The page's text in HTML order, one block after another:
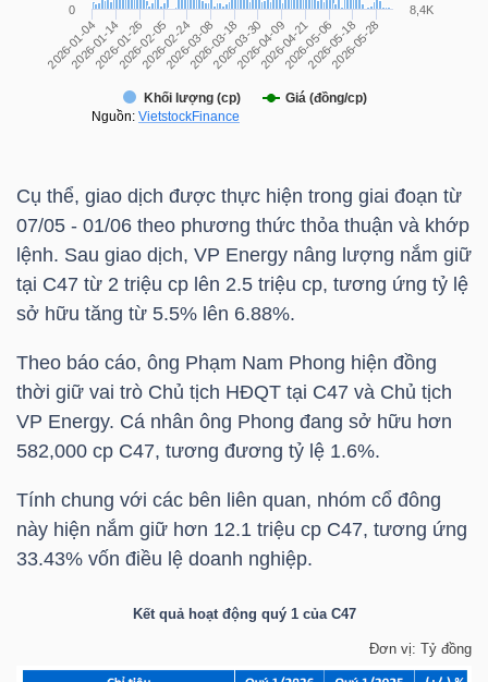
Cụ thể, giao dịch được thực hiện trong giai đoạn từ
07/05 - 01/06 theo phương thức thỏa thuận và khớp
lệnh. Sau giao dịch, VP Energy nâng lượng nắm giữ
tại C47 từ 2 triệu cp lên 2.5 triệu cp, tương ứng tỷ lệ
sở hữu tăng từ 5.5% lên 6.88%.
Theo báo cáo, ông Phạm Nam Phong hiện đồng
thời giữ vai trò Chủ tịch HĐQT tại C47 và Chủ tịch
VP Energy. Cá nhân ông Phong đang sở hữu hơn
582,000 cp C47, tương đương tỷ lệ 1.6%.
Tính chung với các bên liên quan, nhóm cổ đông
này hiện nắm giữ hơn 12.1 triệu cp C47, tương ứng
33.43% vốn điều lệ doanh nghiệp.
Kết quả hoạt động quý 1 của C47
Đơn vị: Tỷ đồng
ĐÔNG
TÀI
CHÍNH
CÁ
NHÂN
PHÂN